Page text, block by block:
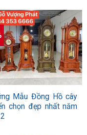
Mẫu Đồng Hồ cây
chọn đẹp nhất năm